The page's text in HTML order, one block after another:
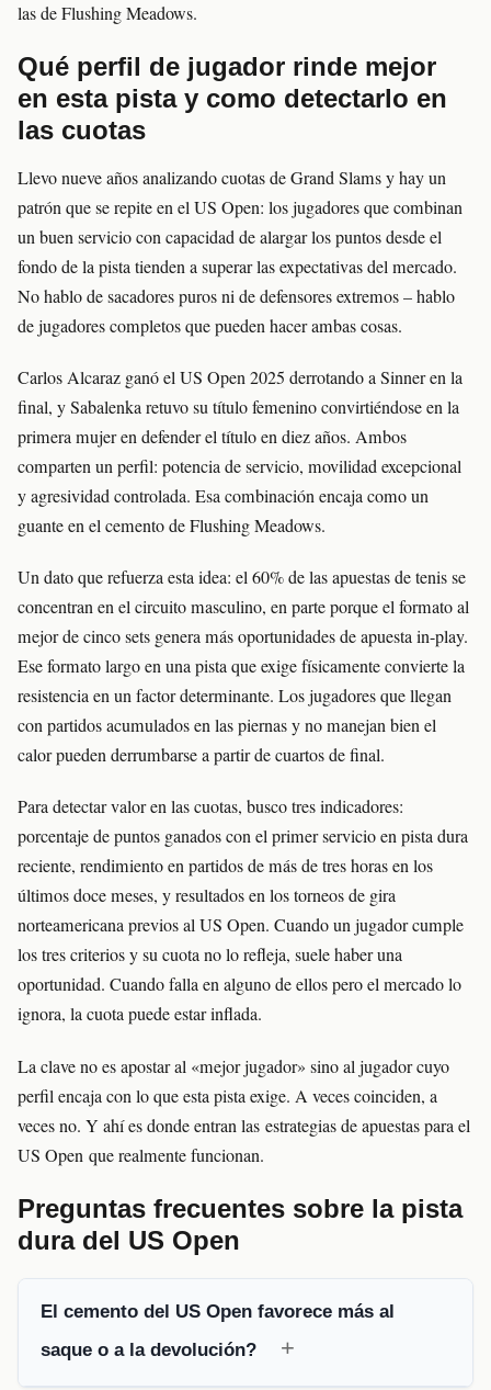
las de Flushing Meadows.
Qué perfil de jugador rinde mejor
en esta pista y como detectarlo en
las cuotas
Llevo nueve años analizando cuotas de Grand Slams y hay un
patrón que se repite en el US Open: los jugadores que combinan
un buen servicio con capacidad de alargar los puntos desde el
fondo de la pista tienden a superar las expectativas del mercado.
No hablo de sacadores puros ni de defensores extremos – hablo
de jugadores completos que pueden hacer ambas cosas.
Carlos Alcaraz ganó el US Open 2025 derrotando a Sinner en la
final, y Sabalenka retuvo su título femenino convirtiéndose en la
primera mujer en defender el título en diez años. Ambos
comparten un perfil: potencia de servicio, movilidad excepcional
y agresividad controlada. Esa combinación encaja como un
guante en el cemento de Flushing Meadows.
Un dato que refuerza esta idea: el 60% de las apuestas de tenis se
concentran en el circuito masculino, en parte porque el formato al
mejor de cinco sets genera más oportunidades de apuesta in-play.
Ese formato largo en una pista que exige físicamente convierte la
resistencia en un factor determinante. Los jugadores que llegan
con partidos acumulados en las piernas y no manejan bien el
calor pueden derrumbarse a partir de cuartos de final.
Para detectar valor en las cuotas, busco tres indicadores:
porcentaje de puntos ganados con el primer servicio en pista dura
reciente, rendimiento en partidos de más de tres horas en los
últimos doce meses, y resultados en los torneos de gira
norteamericana previos al US Open. Cuando un jugador cumple
los tres criterios y su cuota no lo refleja, suele haber una
oportunidad. Cuando falla en alguno de ellos pero el mercado lo
ignora, la cuota puede estar inflada.
La clave no es apostar al «mejor jugador» sino al jugador cuyo
perfil encaja con lo que esta pista exige. A veces coinciden, a
veces no. Y ahí es donde entran las estrategias de apuestas para el
US Open que realmente funcionan.
Preguntas frecuentes sobre la pista
dura del US Open
El cemento del US Open favorece más al
saque o a la devolución?